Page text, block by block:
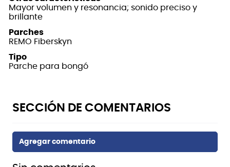
Mayor volumen y resonancia; sonido preciso y
brillante
Parches
REMO Fiberskyn
Tipo
Parche para bongó